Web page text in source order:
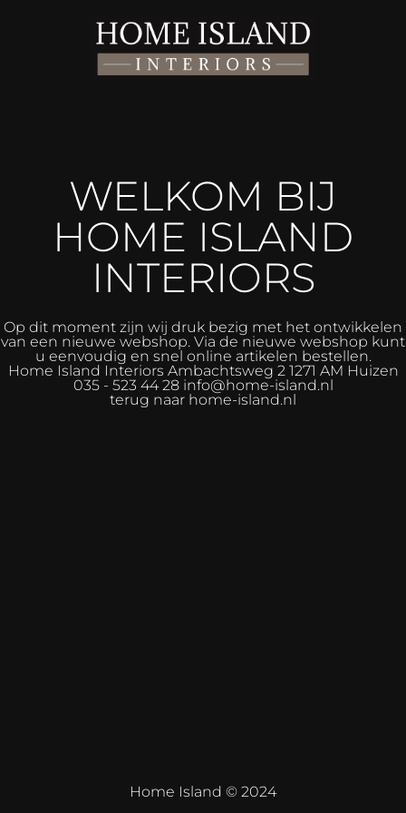
WELKOM BIJ
HOME ISLAND
INTERIORS
Op dit moment zijn wij druk bezig met het ontwikkelen
van een nieuwe webshop. Via de nieuwe webshop kunt
u eenvoudig en snel online artikelen bestellen.
Home Island Interiors Ambachtsweg 2 1271 AM Huizen
035 - 523 44 28 info@home-island.nl
terug naar home-island.nl
Home Island © 2024